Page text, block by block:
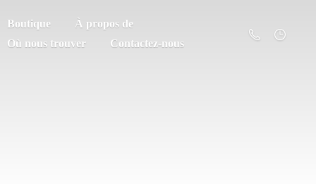
Boutique
À propos de
Où nous trouver
Contactez-nous